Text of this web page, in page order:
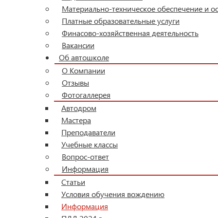
Материально-техническое обеспечение и
Платные образовательные услуги
Финасово-хозяйственная деятельность
Вакансии
Об автошколе
О Компании
Отзывы
Фотогаллерея
Автодром
Мастера
Преподаватели
Учебные классы
Вопрос-ответ
Информация
Статьи
Условия обучения вождению
Информация